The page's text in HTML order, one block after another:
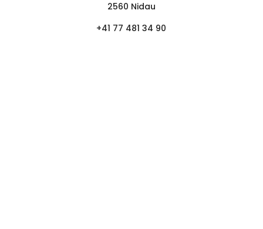
2560 Nidau
+41 77 481 34 90